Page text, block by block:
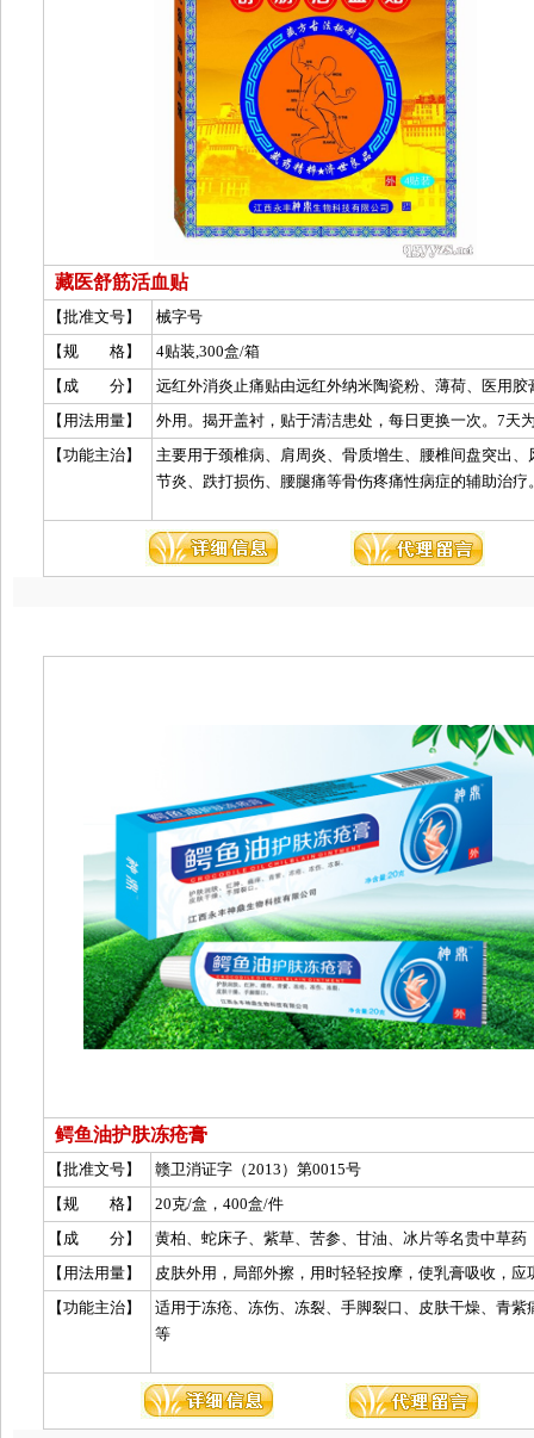
藏医舒筋活血贴
【批准文号】
械字号
【规 格】
4贴装,300盒/箱
【成 分】
【用法用量】
【功能主治】
主要用于颈椎病、肩周炎、骨质增生、腰椎间盘突出、
节炎、跌打损伤、腰腿痛等骨伤疼痛性病症的辅助治疗
鳄鱼油护肤冻疮膏
【批准文号】
赣卫消证字（2013）第0015号
【规 格】
20克/盒，400盒/件
【成 分】
黄柏、蛇床子、紫草、苦参、甘油、冰片等名贵中草药
【用法用量】
【功能主治】
适用于冻疮、冻伤、冻裂、手脚裂口、皮肤干燥、青紫
等